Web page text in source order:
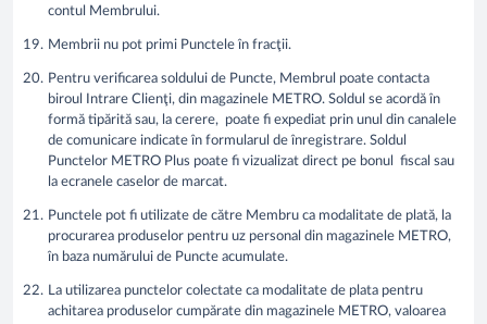
contul Membrului.
Membrii nu pot primi Punctele în fracţii.
Pentru verificarea soldului de Puncte, Membrul poate contacta
biroul Intrare Clienţi, din magazinele METRO. Soldul se acordă în
formă tipărită sau, la cerere, poate fi expediat prin unul din canalele
de comunicare indicate în formularul de înregistrare. Soldul
Punctelor METRO Plus poate fi vizualizat direct pe bonul fiscal sau
la ecranele caselor de marcat.
Punctele pot fi utilizate de către Membru ca modalitate de plată, la
procurarea produselor pentru uz personal din magazinele METRO,
în baza numărului de Puncte acumulate.
La utilizarea punctelor colectate ca modalitate de plata pentru
achitarea produselor cumpărate din magazinele METRO, valoarea